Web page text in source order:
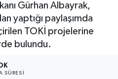
Gürhan Albayrak,
yaptığı paylaşımda
TOKİ projelerine
bulundu.
SÜRESI